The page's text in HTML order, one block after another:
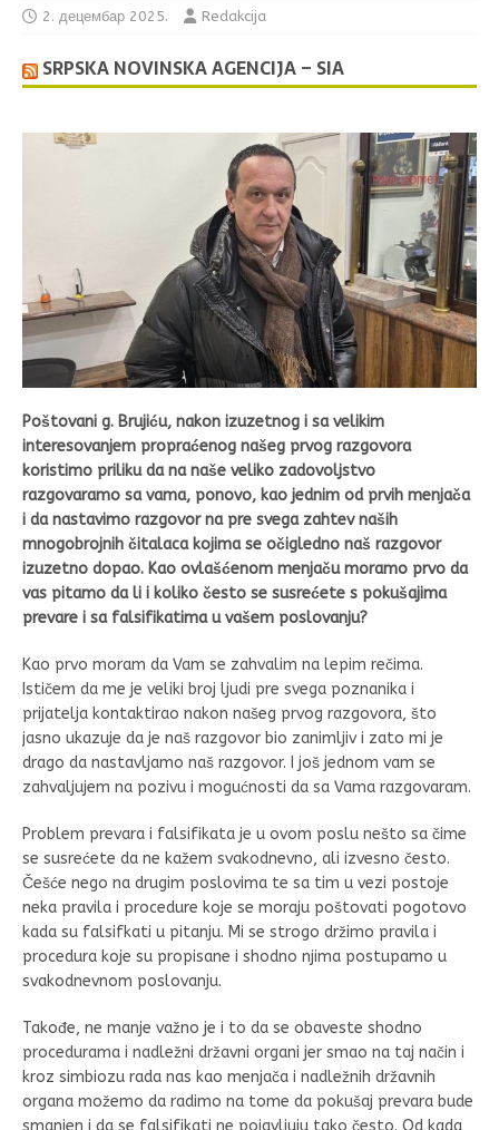
2. децембар 2025. Redakcija
SRPSKA NOVINSKA AGENCIJA – SIA
Poštovani g. Brujiću, nakon izuzetnog i sa velikim
interesovanjem propraćenog našeg prvog razgovora
koristimo priliku da na naše veliko zadovoljstvo
razgovaramo sa vama, ponovo, kao jednim od prvih menjača
i da nastavimo razgovor na pre svega zahtev naših
mnogobrojnih čitalaca kojima se očigledno naš razgovor
izuzetno dopao. Kao ovlašćenom menjaču moramo prvo da
vas pitamo da li i koliko često se susrećete s pokušajima
prevare i sa falsifikatima u vašem poslovanju?
Kao prvo moram da Vam se zahvalim na lepim rečima.
Ističem da me je veliki broj ljudi pre svega poznanika i
prijatelja kontaktirao nakon našeg prvog razgovora, što
jasno ukazuje da je naš razgovor bio zanimljiv i zato mi je
drago da nastavljamo naš razgovor. I još jednom vam se
zahvaljujem na pozivu i mogućnosti da sa Vama razgovaram.
Problem prevara i falsifikata je u ovom poslu nešto sa čime
se susrećete da ne kažem svakodnevno, ali izvesno često.
Češće nego na drugim poslovima te sa tim u vezi postoje
neka pravila i procedure koje se moraju poštovati pogotovo
kada su falsifkati u pitanju. Mi se strogo držimo pravila i
procedura koje su propisane i shodno njima postupamo u
svakodnevnom poslovanju.
Takođe, ne manje važno je i to da se obaveste shodno
procedurama i nadležni državni organi jer smao na taj način i
kroz simbiozu rada nas kao menjača i nadležnih državnih
organa možemo da radimo na tome da pokušaj prevara bude
smanjen i da se falsifikati ne pojavljuju tako često. Od kada